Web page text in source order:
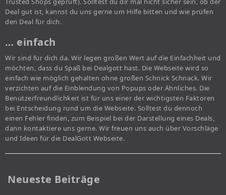
Deal gut ist, kannst du uns gerne um Hilfe bitten und wie prüfen
den Deal für dich.
… einfach
Wir sind für dich da. Wir legen großen Wert auf die Einfachheit und
möchten, dass du Spaß bei Dealgott hast. Die Webseite wird so
einfach wie möglich gehalten ohne großen Schnick Schnack. Wir
verzichten auf die Einblendung von Popups oder Ähnliches. Die
Benutzerfreundlichkeit ist für uns einer der wichtigsten Faktoren
bei Entscheidung rund um die Webseite. Solltest du dennoch
einen Fehler finden, zum Beispiel bei der Darstellung eines Deals,
dann kontaktiere uns gerne. Wir freuen uns auch über Vorschläge
und Ideen für die DealGott Webseite.
Neueste Beiträge